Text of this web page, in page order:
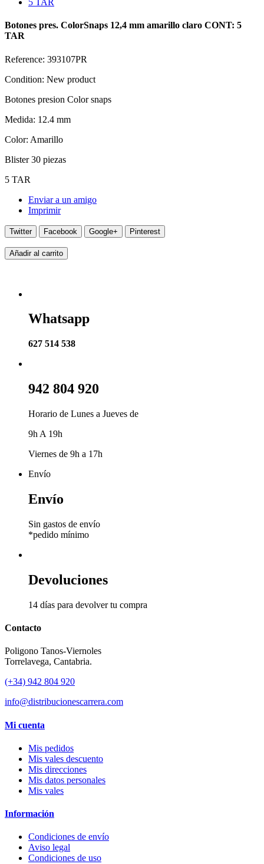
Botones pres. ColorSnaps 12,4 mm amarillo claro CONT: 5
TAR
Reference: 393107PR
Condition: New product
Botones presion Color snaps
Medida: 12.4 mm
Color: Amarillo
Blister 30 piezas
5 TAR
Enviar a un amigo
Imprimir
Twitter Facebook Google+ Pinterest
Añadir al carrito
Whatsapp
627 514 538
942 804 920
Horario de Lunes a Jueves de
9h A 19h
Viernes de 9h a 17h
Envío
Envío
Sin gastos de envío
*pedido mínimo
Devoluciones
14 días para devolver tu compra
Contacto
Poligono Tanos-Viernoles
Torrelavega, Cantabria.
(+34) 942 804 920
info@distribucionescarrera.com
Mi cuenta
Mis pedidos
Mis vales descuento
Mis direcciones
Mis datos personales
Mis vales
Información
Condiciones de envío
Aviso legal
Condiciones de uso